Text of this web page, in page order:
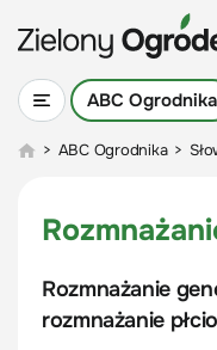
ABC Ogrodnika
> ABC Ogrodnika >
Rozmnażanie
rozmnażanie